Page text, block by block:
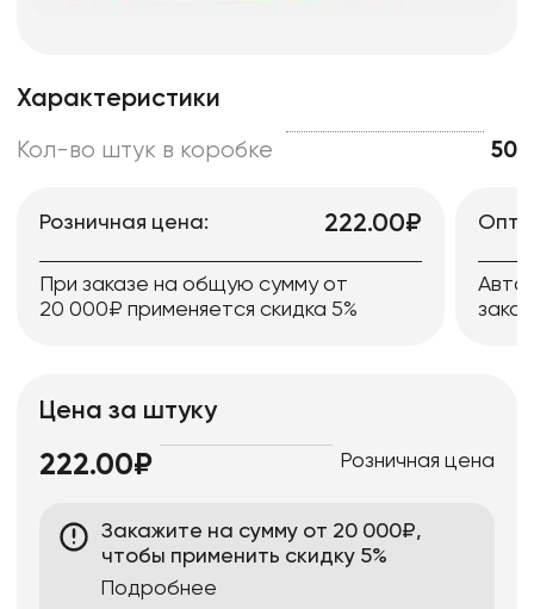
Характеристики
Кол-во штук в коробке 50
Розничная цена: 222.00₽
При заказе на общую сумму от
20 000₽ применяется скидка 5%
Цена за штуку
222.00₽ Розничная цена
Закажите на сумму от 20 000₽,
чтобы применить скидку 5%
Подробнее